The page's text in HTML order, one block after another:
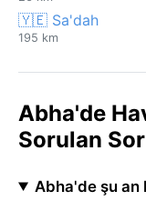
🇾🇪 Sa'dah
195 km
Abha'de
Sorulan
Abha'de şu an